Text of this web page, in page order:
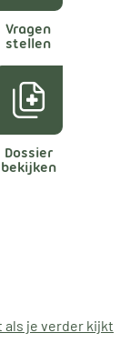
Vragen
stellen
Dossier
bekijken
je verder kijkt